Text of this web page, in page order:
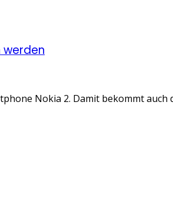
werden
Nokia 2. Damit bekommt auch